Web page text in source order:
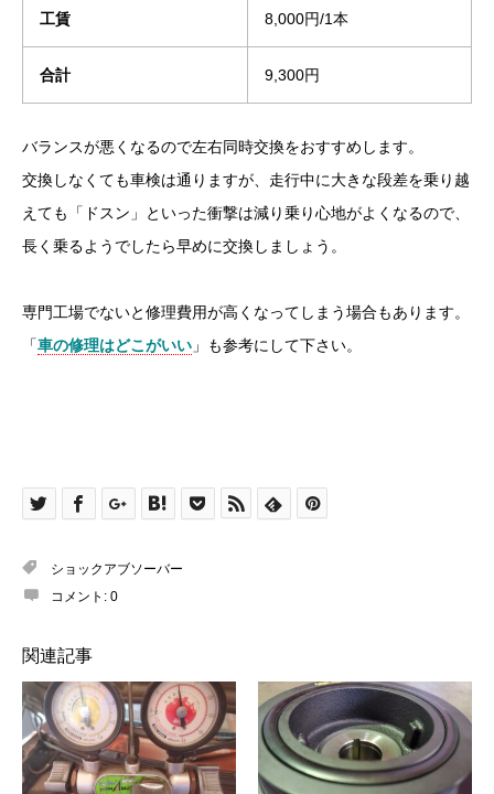
工賃 8,000円/1本
合計 9,300円
バランスが悪くなるので左右同時交換をおすすめします。
交換しなくても車検は通りますが、走行中に大きな段差を乗り越
えても「ドスン」といった衝撃は減り乗り心地がよくなるので、
長く乗るようでしたら早めに交換しましょう。
専門工場でないと修理費用が高くなってしまう場合もあります。
「車の修理はどこがいい 」も参考にして下さい。
ショックアブソーバー
コメント: 0
関連記事